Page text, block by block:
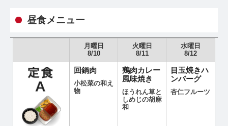
昼食メニュー
月曜日
8/10
火曜日
8/11
水曜日
8/12
回鍋肉
小松菜の和え
物
鶏肉カレー
風味焼き
ほうれん草と
しめじの胡麻
和
目玉焼きハ
ンバーグ
杏仁フルーツ